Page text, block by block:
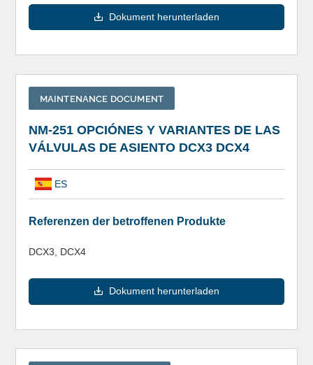
Dokument herunterladen
MAINTENANCE DOCUMENT
NM-251 OPCIÓNES Y VARIANTES DE LAS
VÁLVULAS DE ASIENTO DCX3 DCX4
ES
Referenzen der betroffenen Produkte
DCX3, DCX4
Dokument herunterladen